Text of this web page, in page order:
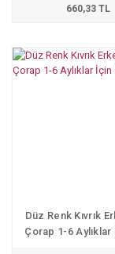
660,33 TL
Düz Renk Kıvrık
Çorap 1-6